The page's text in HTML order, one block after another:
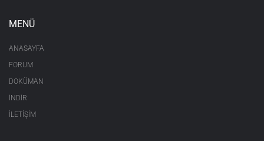
MENÜ
ANASAYFA
FORUM
DOKÜMAN
İNDİR
İLETİŞİM